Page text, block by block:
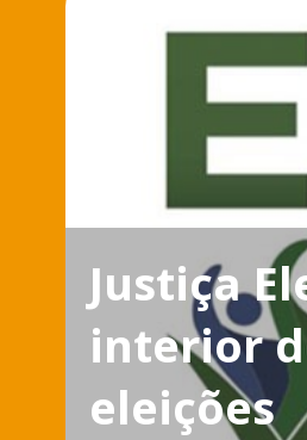
Justiça
interior
eleições